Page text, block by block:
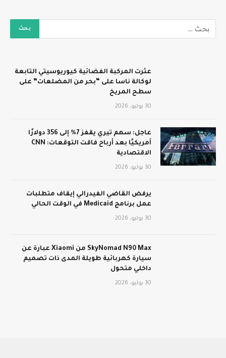
عثرت المركبة الفضائية كيوريوسيتي التابعة
لوكالة ناسا على “بحر من المضلعات” على
سطح المريخ
30 يوليو، 2026
عاجل: سهم تيري يقفز 7% إلى 356 دولارًا
أمريكيًا بعد أرباح فاقت التوقعات: CNN
الاقتصادية
30 يوليو، 2026
يرفض القاضي الفيدرالي إيقاف متطلبات
عمل برنامج Medicaid في الوقت الحالي
30 يوليو، 2026
SkyNomad N90 Max من Xiaomi عبارة عن
سيارة كهربائية طويلة المدى ذات تصميم
داخلي متحول
30 يوليو، 2026